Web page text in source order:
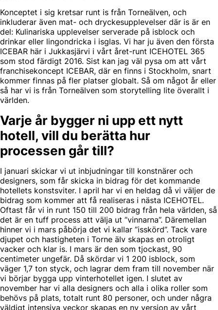
Konceptet i sig kretsar runt is från Torneälven, och
inkluderar även mat- och dryckesupplevelser där is är en
del: Kulinariska upplevelser serverade på isblock och
drinkar eller lingondricka i isglas. Vi har ju även den första
ICEBAR här i Jukkasjärvi i vårt året-runt ICEHOTEL 365
som stod färdigt 2016. Sist kan jag väl pysa om att vårt
franchisekoncept ICEBAR, där en finns i Stockholm, snart
kommer finnas på fler platser globalt. Så om något år eller
så har vi is från Torneälven som storytelling lite överallt i
världen.
Varje år bygger ni upp ett nytt
hotell, vill du berätta hur
processen går till?
I januari skickar vi ut inbjudningar till konstnärer och
designers, som får skicka in bidrag för det kommande
hotellets konstsviter. I april har vi en heldag då vi väljer de
bidrag som kommer att få realiseras i nästa ICEHOTEL.
Oftast får vi in runt 150 till 200 bidrag från hela världen, så
det är en tuff process att välja ut ”vinnarna”. Däremellan
hinner vi i mars påbörja det vi kallar ”isskörd”. Tack vare
djupet och hastigheten i Torne älv skapas en otroligt
vacker och klar is. I mars är den som tjockast, 90
centimeter ungefär. Då skördar vi 1 200 isblock, som
väger 1,7 ton styck, och lagrar dem fram till november när
vi börjar bygga upp vinterhotellet igen. I slutet av
november har vi alla designers och alla i olika roller som
behövs på plats, totalt runt 80 personer, och under några
väldigt intensiva veckor skapas en ny version av vårt